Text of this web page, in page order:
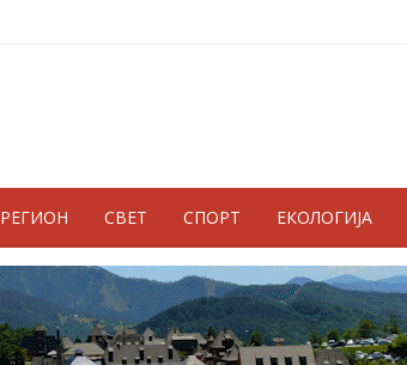
РЕГИОН СВЕТ СПОРТ ЕКОЛОГИЈА